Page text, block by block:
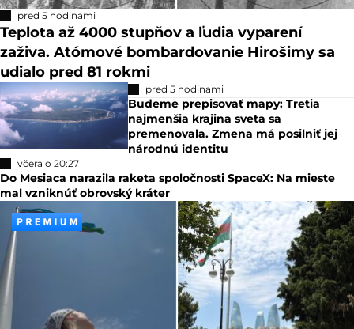
pred 5 hodinami
Teplota až 4000 stupňov a ľudia vyparení
zaživa. Atómové bombardovanie Hirošimy sa
udialo pred 81 rokmi
pred 5 hodinami
Budeme prepisovať mapy: Tretia
najmenšia krajina sveta sa
premenovala. Zmena má posilniť jej
národnú identitu
včera o 20:27
Do Mesiaca narazila raketa spoločnosti SpaceX: Na mieste
mal vzniknúť obrovský kráter